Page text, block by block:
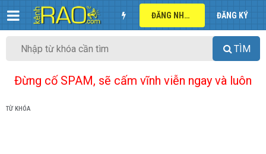
ĐĂNG NHẬP ĐĂNG KÝ
TÌM
Đừng cố SPAM, sẽ cấm vĩnh viễn ngay và luôn
TỪ KHÓA